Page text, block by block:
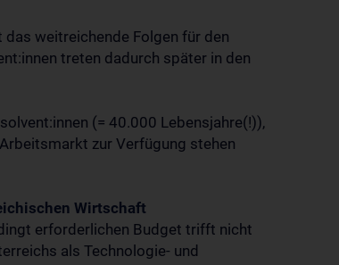
weitreichende Folgen für den
treten dadurch später in den
(= 40.000 Lebensjahre(!)),
zur Verfügung stehen
Wirtschaft
erforderlichen Budget trifft nicht
als Technologie- und